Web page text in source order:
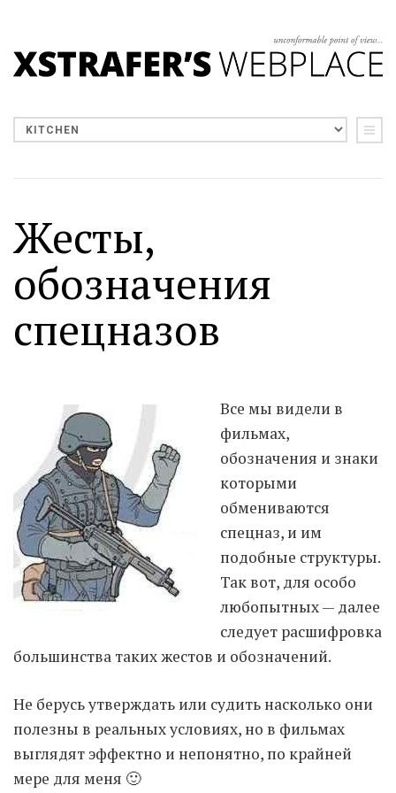
Жесты,
обозначения
спецназов
Все мы видели в
фильмах,
обозначения и знаки
которыми
обмениваются
спецназ, и им
подобные структуры.
Так вот, для особо
любопытных — далее
следует расшифровка
большинства таких жестов и обозначений.
Не берусь утверждать или судить насколько они
полезны в реальных условиях, но в фильмах
выглядят эффектно и непонятно, по крайней
мере для меня 🙂
Moldova sightseeings
Blog Archives
To-Do
Wishlist
Связаться со мной
35mm/1.4 (14)
75mm/f1.2(17) 85/1.4D(15)
drone(19) fujifilm(28) hobby(32)
homestudio(16) howto(17)
Internet(43) Kate(56) kitchen(27)